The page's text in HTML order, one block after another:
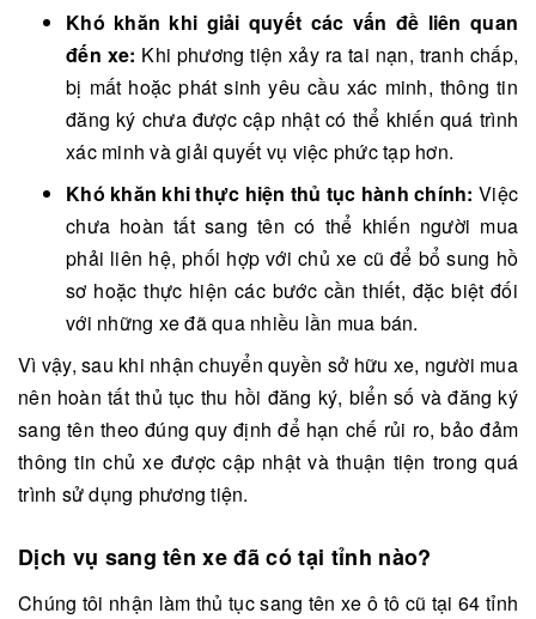
Khó khăn khi giải quyết các vấn đề liên quan
đến xe: Khi phương tiện xảy ra tai nạn, tranh chấp,
bị mất hoặc phát sinh yêu cầu xác minh, thông tin
đăng ký chưa được cập nhật có thể khiến quá trình
xác minh và giải quyết vụ việc phức tạp hơn.
Khó khăn khi thực hiện thủ tục hành chính: Việc
chưa hoàn tất sang tên có thể khiến người mua
phải liên hệ, phối hợp với chủ xe cũ để bổ sung hồ
sơ hoặc thực hiện các bước cần thiết, đặc biệt đối
với những xe đã qua nhiều lần mua bán.
Vì vậy, sau khi nhận chuyển quyền sở hữu xe, người mua
nên hoàn tất thủ tục thu hồi đăng ký, biển số và đăng ký
sang tên theo đúng quy định để hạn chế rủi ro, bảo đảm
thông tin chủ xe được cập nhật và thuận tiện trong quá
trình sử dụng phương tiện.
Dịch vụ sang tên xeđã có tại tỉnh nào?
Chúng tôi nhận làm thủ tụcsang tên xe ô tô cũ tại 64 tỉnh